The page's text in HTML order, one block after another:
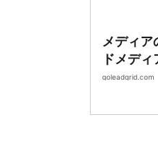
メディ
ドメデ
〇の数
goleadgrid.com